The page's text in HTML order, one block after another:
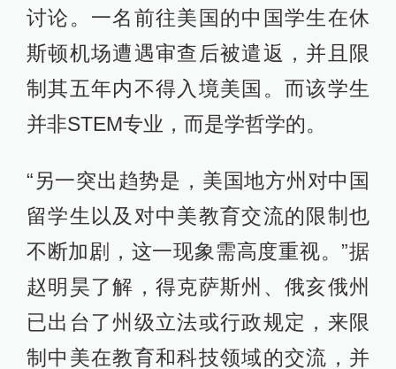
讨论。一名前往美国的中国学生在休
斯顿机场遭遇审查后被遣返，并且限
制其五年内不得入境美国。而该学生
并非STEM专业，而是学哲学的。
“另一突出趋势是，美国地方州对中国
留学生以及对中美教育交流的限制也
不断加剧，这一现象需高度重视。”据
赵明昊了解，得克萨斯州、俄亥俄州
已出台了州级立法或行政规定，来限
制中美在教育和科技领域的交流，并